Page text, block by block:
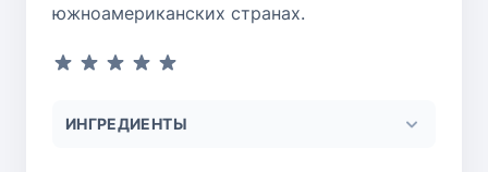
южноамериканских странах.
ИНГРЕДИЕНТЫ